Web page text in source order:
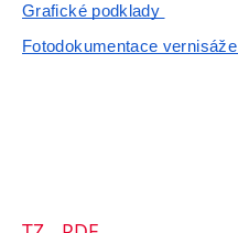
Grafické podklady
Fotodokumentace vernisáže